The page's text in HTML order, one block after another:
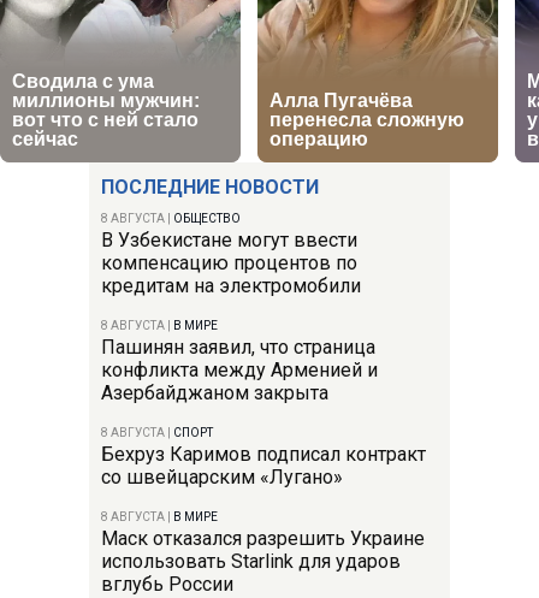
ПОСЛЕДНИЕ НОВОСТИ
8 АВГУСТА ОБЩЕСТВО
В Узбекистане могут ввести
компенсацию процентов по
кредитам на электромобили
8 АВГУСТА В МИРЕ
Пашинян заявил, что страница
конфликта между Арменией и
Азербайджаном закрыта
8 АВГУСТА СПОРТ
Бехруз Каримов подписал контракт
со швейцарским «Лугано»
8 АВГУСТА В МИРЕ
Маск отказался разрешить Украине
использовать Starlink для ударов
вглубь России